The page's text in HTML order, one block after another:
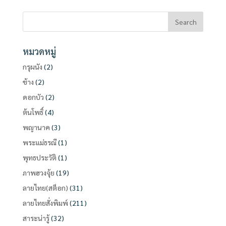
หมวดหมู่
กรุผนัง (2)
ช้าง (2)
ดอกบัว (2)
ต้นโพธิ์(4)
พญานาค (3)
พระแม่ธรณี(1)
พุทธประวัติ (1)
ภาพฮวงจุ้ย (19)
ลายไทย(สต็อก) (31)
ลายไทยสั่งพิมพ์ (211)
สาระน่ารู้(32)